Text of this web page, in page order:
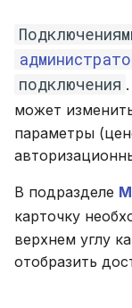
подключения .
может
параметры
В подразделе
карточку
верхнем углу
отобразить